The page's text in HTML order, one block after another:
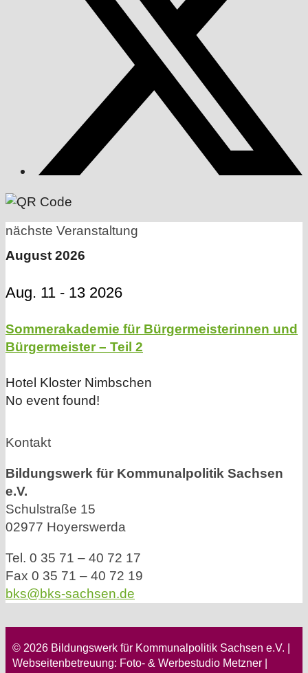
nächste Veranstaltung
August 2026
Aug. 11 - 13 2026
Sommerakademie für Bürgermeisterinnen und
Bürgermeister – Teil 2
Hotel Kloster Nimbschen
No event found!
Kontakt
Bildungswerk für Kommunalpolitik Sachsen
e.V.
Schulstraße 15
02977 Hoyerswerda
Tel. 0 35 71 – 40 72 17
Fax 0 35 71 – 40 72 19
bks@bks-sachsen.de
© 2026 Bildungswerk für Kommunalpolitik Sachsen e.V. |
Webseitenbetreuung: Foto- & Werbestudio Metzner |